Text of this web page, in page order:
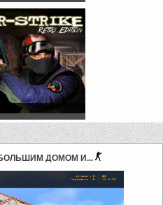
БОЛЬШИМ ДОМОМ И...